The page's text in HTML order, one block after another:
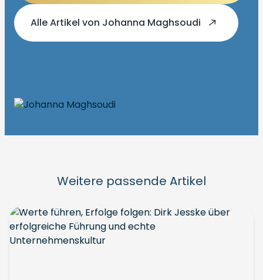
Alle Artikel von Johanna Maghsoudi
Weitere passende Artikel